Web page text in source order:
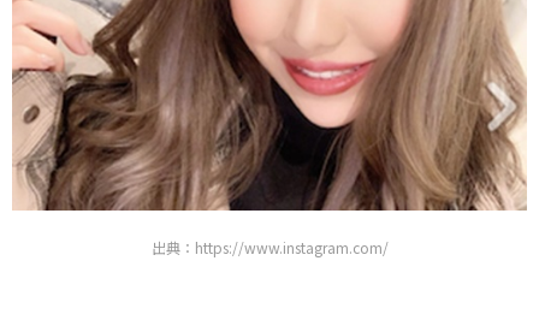
出典：https://www.instagram.com/